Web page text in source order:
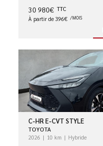
30 980€ TTC
À partir de 396€ /MOIS
C-HR E-CVT STYLE
TOYOTA
2026 10 km Hybride